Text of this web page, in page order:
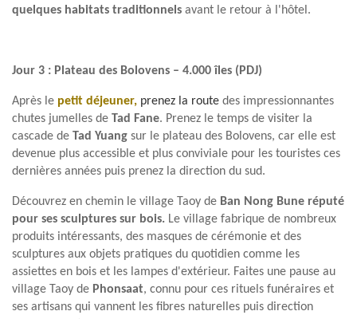
quelques habitats traditionnels avant le retour à l'hôtel.
Jour 3 : Plateau des Bolovens – 4.000 îles (PDJ)
Après le petit déjeuner, prenez la route des impressionnantes
chutes jumelles de Tad Fane. Prenez le temps de visiter la
cascade de Tad Yuang sur le plateau des Bolovens, car elle est
devenue plus accessible et plus conviviale pour les touristes ces
dernières années puis prenez la direction du sud.
Découvrez en chemin le village Taoy de Ban Nong Bune réputé
pour ses sculptures sur bois. Le village fabrique de nombreux
produits intéressants, des masques de cérémonie et des
sculptures aux objets pratiques du quotidien comme les
assiettes en bois et les lampes d'extérieur. Faites une pause au
village Taoy de Phonsaat, connu pour ces rituels funéraires et
ses artisans qui vannent les fibres naturelles puis direction